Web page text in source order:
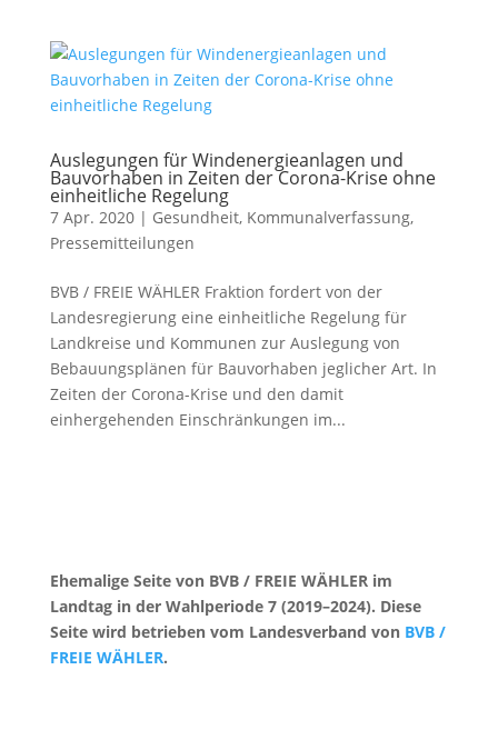
Auslegungen für Windenergieanlagen und
Bauvorhaben in Zeiten der Corona-Krise ohne
einheitliche Regelung
7 Apr. 2020| Gesundheit, Kommunalverfassung,
Pressemitteilungen
BVB / FREIE WÄHLER Fraktion fordert von der
Landesregierung eine einheitliche Regelung für
Landkreise und Kommunen zur Auslegung von
Bebauungsplänen für Bauvorhaben jeglicher Art. In
Zeiten der Corona-Krise und den damit
einhergehenden Einschränkungen im...
Ehemalige Seite von BVB / FREIE WÄHLER im
Landtag in der Wahlperiode 7 (2019–2024). Diese
Seite wird betrieben vom Landesverband von BVB /
FREIE WÄHLER.